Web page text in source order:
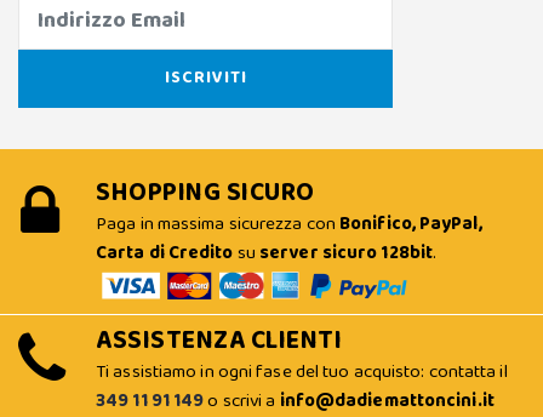
SHOPPING SICURO
Paga in massima sicurezza con Bonifico, PayPal,
Carta di Creditosu server sicuro 128bit.
ASSISTENZA CLIENTI
Ti assistiamo in ogni fase del tuo acquisto: contatta il
349 11 91 149o scrivi a info@dadiemattoncini.it